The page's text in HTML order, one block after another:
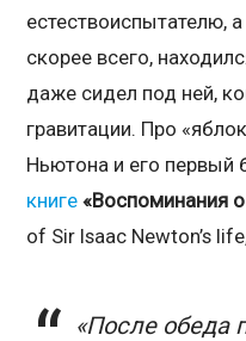
естествоиспытателю,
скорее всего,
даже сидел под ней,
гравитации. Про
Ньютона и его первый
книге «Воспоминания
of Sir Isaac Newton’s
«После обеда